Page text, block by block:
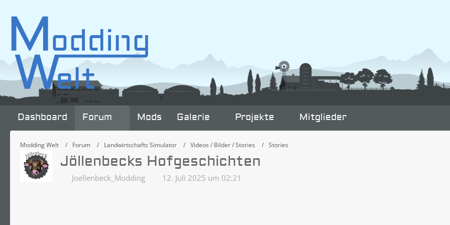
Dashboard Forum Mods Galerie Projekte Mitglieder
Modding Welt Forum Landwirtschafts Simulator Videos / Bilder / Stories Stories
Jöllenbecks Hofgeschichten
Joellenbeck_Modding 12. Juli 2025 um 02:21